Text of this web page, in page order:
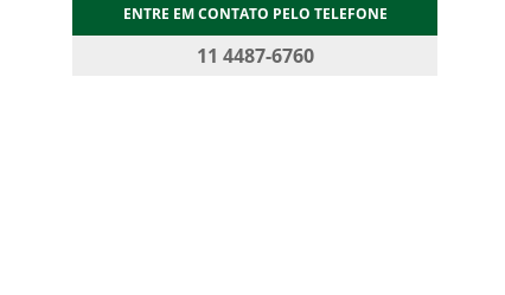
MONTAGEM DE PAINÉIS ELÉTRICOS
ENTRE EM CONTATO PELO TELEFONE
11 4487-6760